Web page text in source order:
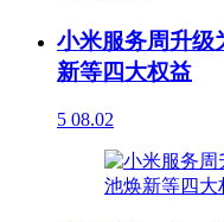
小米服务周升级
新等四大权益
5 08.02